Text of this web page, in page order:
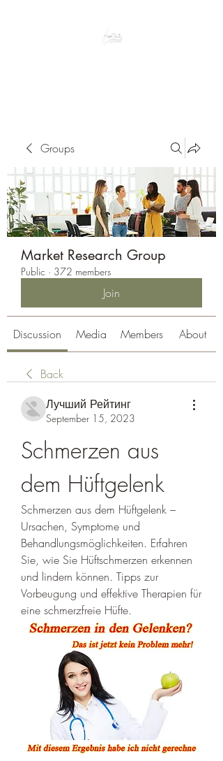
Groups
Market Research Group
Public · 372 members
Join
Discussion Media Members About
Back
Лучший Рейтинг
September 15, 2023
Schmerzen aus
dem Hüftgelenk
Schmerzen aus dem Hüftgelenk –
Ursachen, Symptome und
Behandlungsmöglichkeiten. Erfahren
Sie, wie Sie Hüftschmerzen erkennen
und lindern können. Tipps zur
Vorbeugung und effektive Therapien für
eine schmerzfreie Hüfte.